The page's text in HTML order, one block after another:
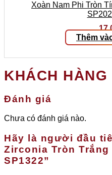
Xoàn Nam Phi Tròn
Thêm
KHÁCH
Đánh giá
Chưa có đánh giá nào.
Hãy là người đầu
Zirconia Tròn Trắng
SP1322”